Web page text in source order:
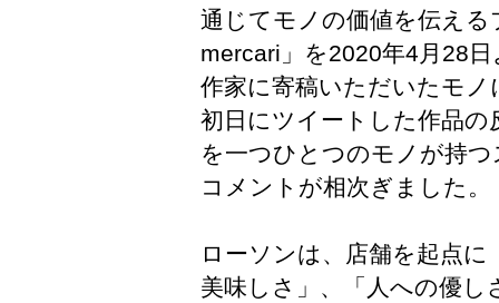
通じてモノの価値を伝え
mercari」を2020年4月28
作家に寄稿いただいたモ
初日にツイートした作品の
を一つひとつのモノが持
コメントが相次ぎました。
ローソンは、店舗を起点
美味しさ」、「人への優し